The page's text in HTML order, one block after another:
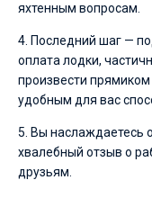
яхтенным вопросам.
4. Последний шаг —
оплата лодки,
произвести
удобным для вас
5. Вы наслаждаетесь
хвалебный отзыв о
друзьям.